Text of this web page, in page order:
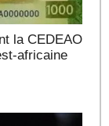
la CEDEAO
africaine